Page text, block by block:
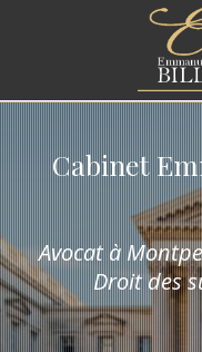
Cabinet
Avocat à
Droit des